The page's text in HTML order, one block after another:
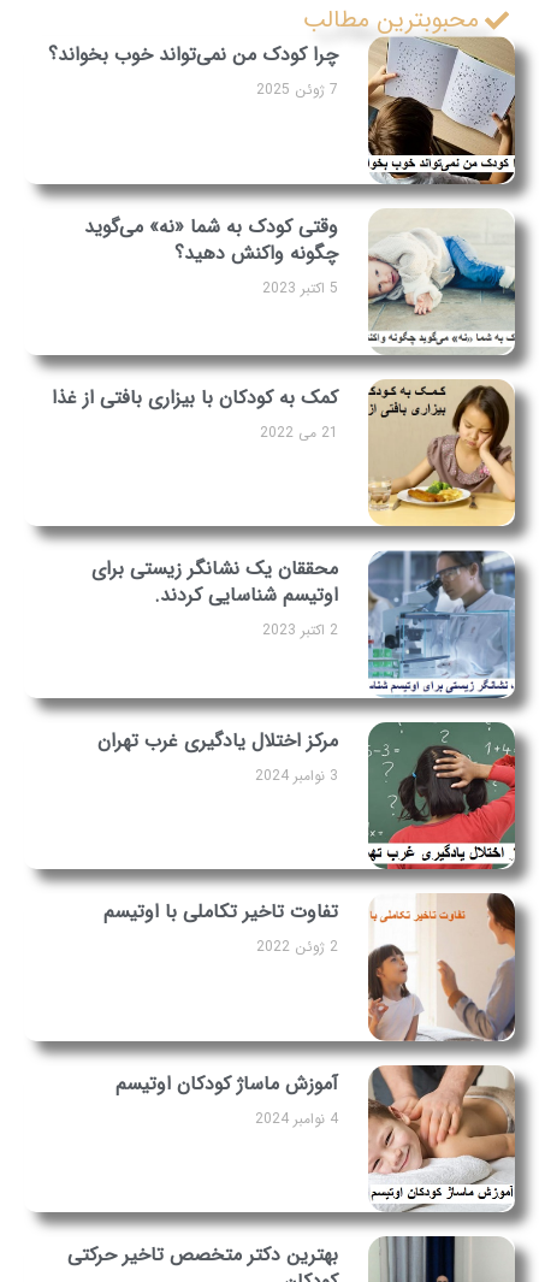
محبوبترین مطالب
چرا کودک من نمی‌تواند خوب بخواند؟
7 ژوئن 2025
وقتی کودک به شما «نه» می‌گوید
چگونه واکنش دهید؟
5 اکتبر 2023
کمک به کودکان با بیزاری بافتی از غذا
21 می 2022
محققان یک نشانگر زیستی برای
اوتیسم شناسایی کردند.
2 اکتبر 2023
مرکز اختلال یادگیری غرب تهران
3 نوامبر 2024
تفاوت تاخیر تکاملی با اوتیسم
2 ژوئن 2022
آموزش ماساژ کودکان اوتیسم
4 نوامبر 2024
بهترین دکتر متخصص تاخیر حرکتی